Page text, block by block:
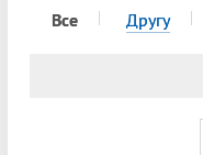
Все Другу